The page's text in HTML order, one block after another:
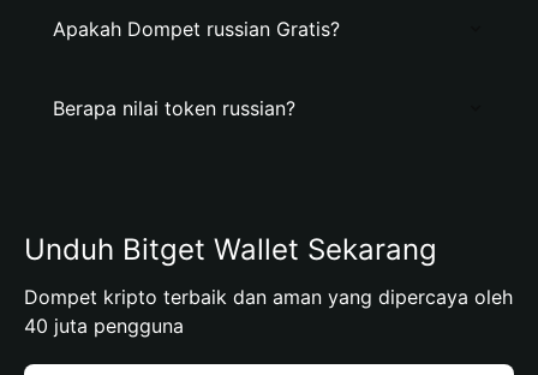
Apakah Dompet russian Gratis?
Berapa nilai token russian?
Unduh Bitget Wallet Sekarang
Dompet kripto terbaik dan aman yang dipercaya oleh
40 juta pengguna